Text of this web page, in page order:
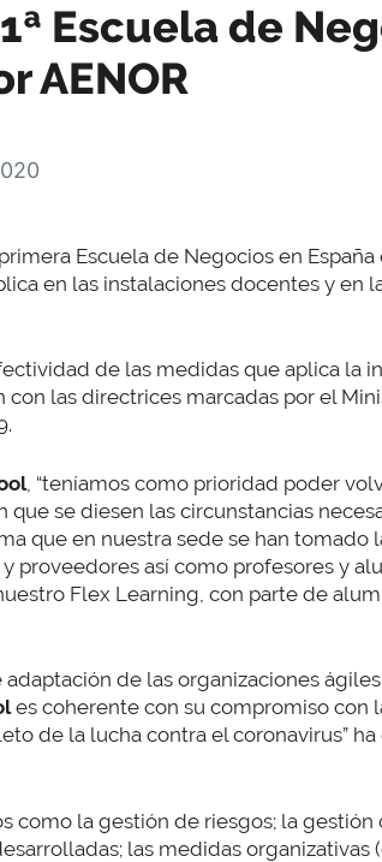
Escuela de
AENOR
Escuela de Negocios en España
en las instalaciones docentes y en
de las medidas que aplica la
las directrices marcadas por el
, “teníamos como prioridad poder
se diesen las circunstancias
que en nuestra sede se han tomado
proveedores así como profesores y
Flex Learning, con parte de
de las organizaciones
es coherente con su compromiso con
de la lucha contra el coronavirus”
como la gestión de riesgos; la gestión
las medidas organizativas